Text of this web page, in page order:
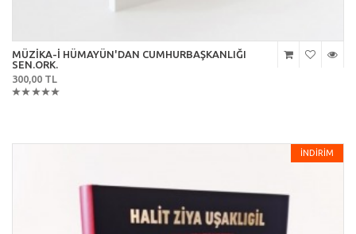
MÜZİKA-İ HÜMAYÜN'DAN CUMHURBAŞKANLIĞI
SEN.ORK.
300,00 TL
İNDİRİM